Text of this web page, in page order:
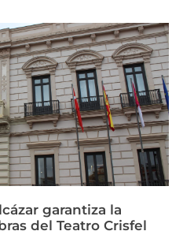
garantiza la
del Teatro Crisfel